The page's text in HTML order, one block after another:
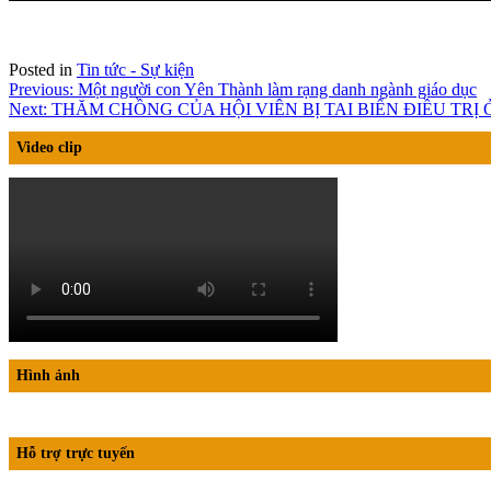
Posted in Tin tức - Sự kiện
Điều
hướng
bài
viết
Previous: Một người con Yên Thành làm rạng danh ngành giáo dục
Next: THĂM CHỒNG CỦA HỘI VIÊN BỊ TAI BIẾN ĐIỀU TRỊ
Video clip
Hình ảnh
Hỗ trợ trực tuyến